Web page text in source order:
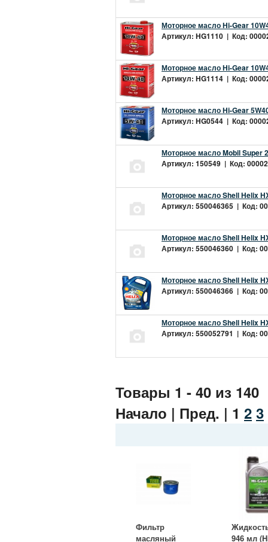
Моторное масло Hi-Gear
Артикул: HG1110 | Код:
Моторное масло Hi-Gear
Артикул: HG1114 | Код:
Моторное масло Hi-Gear
Артикул: HG0544 | Код:
Моторное масло Mobil Super
Артикул: 150549 | Код:
Моторное масло Shell Helix
Артикул: 550046365 | Код:
Моторное масло Shell Helix
Артикул: 550046360 | Код:
Моторное масло Shell Helix
Артикул: 550046366 | Код:
Моторное масло Shell Helix
Артикул: 550052791 | Код:
Товары 1 - 40 из 140
Начало | Пред. | 1 2 3
Фильтр
масляный
946 мл